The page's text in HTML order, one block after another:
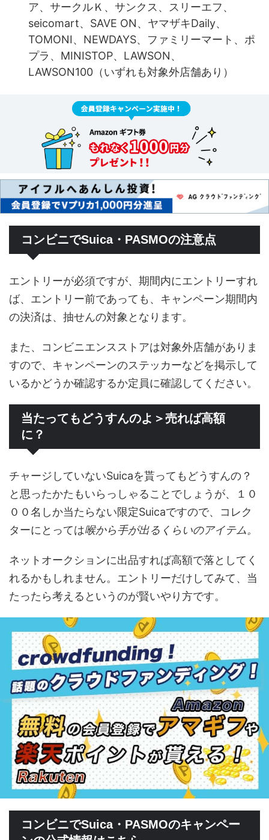
ア、サークルＫ、サンクス、スリーエフ、
seicomart、SAVE ON、ヤマザキDaily、
TOMONI、NEWDAYS、ファミリーマート、ポ
プラ、MINISTOP、LAWSON、
LAWSON100（いずれも対象外店舗あり）
コンビニでSuica・PASMOの注意点
エントリーが必須ですが、期間内にエントリーすれ
ば、エントリー前であっても、キャンペーン期間内
の決済は、抽せんの対象となります。
また、コンビニエンスストアは対象外店舗がありま
すので、キャンペーンのステッカーなどを掲示して
いるかどうか確認するか定員に確認してください。
当たってもどうすんのよ＞売れば高額
に？
チャージしていないSuicaを貰ってもどうすんの？
と思ったかたもいらっしゃることでしょうが、１０
００名しか当たらない限定Suicaですので、コレク
ターにとっては喉から手が出るくらいのアイテム。
ネットオークションに出品すれば高額で落としてく
れるかもしれません。エントリーだけしてみて、当
たったら考えるというのが賢いやり方です。
コンビニでSuica・PASMOのキャンペー